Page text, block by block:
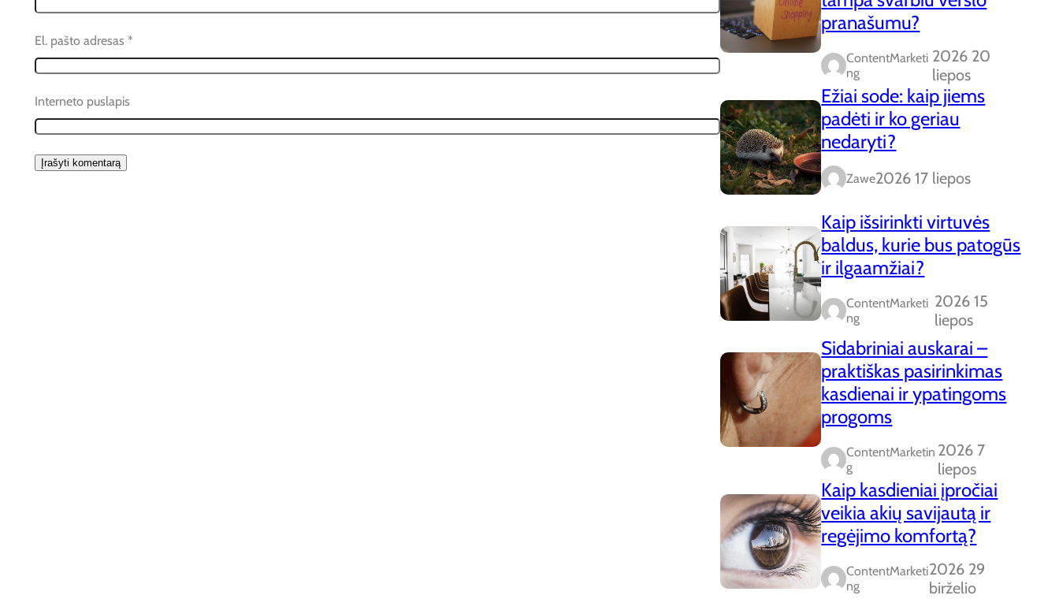
El. pašto adresas *
Interneto puslapis
pranašumu?
ContentMarketi
Ng
2026 20
liepos
Ežiai sode: kaip jiems
padėti ir ko geriau
nedaryti?
Zawe2026 17 liepos
Kaip išsirinkti virtuvės
baldus, kurie bus patogūs
ir ilgaamžiai?
ContentMarketi
Ng
2026 15
liepos
Sidabriniai auskarai –
praktiškas pasirinkimas
kasdienai ir ypatingoms
progoms
ContentMarketin
G
2026 7
liepos
Kaip kasdieniai įpročiai
veikia akių savijautą ir
regėjimo komfortą?
ContentMarketi
Ng
2026 29
birželio